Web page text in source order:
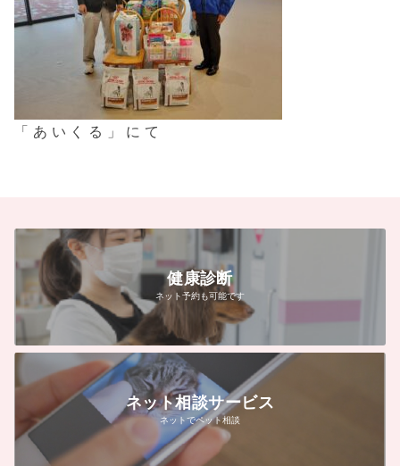
「あいくる」にて
健康診断
ネット予約も可能です
ネット相談サービス
ネットでペット相談